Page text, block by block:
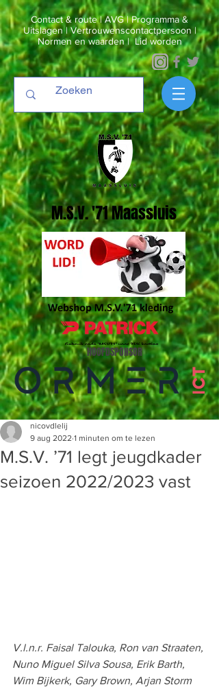
Contact & route|AVG|Programma &
Uitslagen|Vertrouwenscontactpersoon |
Normen en waarden|Lid worden
M.S.V. '71 Maassluis
HOOFDSPONSOR
M.S.V. ’71 legt jeugdkader
seizoen 2022/2023 vast
nicovdlelij
9 aug 2022 1 minuten om te lezen
V.l.n.r. Faisal Talouka, Ron van Straaten,
Nuno Miguel Silva Sousa, Erik Barth,
Wim Bijkerk, Gary Brown, Arjan Storm